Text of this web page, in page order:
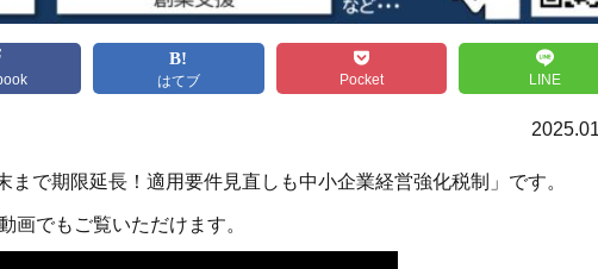
はてブ Pocket LINE
で期限延長！適用要件見直しも中小企業経営強化税制」です。
画でもご覧いただけます。